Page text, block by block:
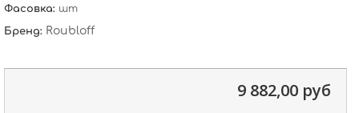
Фасовка: шт
Бренд: Roubloff
9 882,00 руб